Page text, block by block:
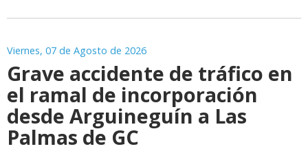
Viernes, 07 de Agosto de 2026
Grave accidente de tráfico en
el ramal de incorporación
desde Arguineguín a Las
Palmas de GC